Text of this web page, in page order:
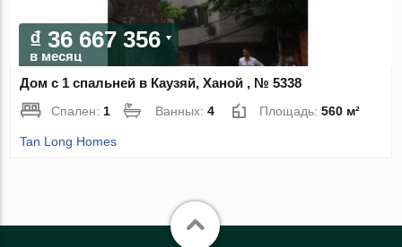
₫ 36 667 356
в месяц
Дом с 1 спальней в Каузяй, Ханой , № 5338
Спален: 1 Ванных:4 Площадь:560 м²
Tan Long Homes